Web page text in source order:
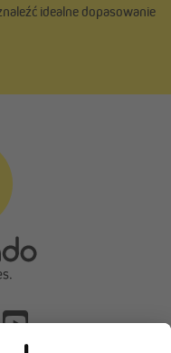
idealne dopasowanie